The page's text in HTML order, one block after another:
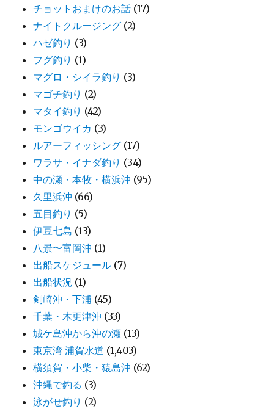
チョットおまけのお話 (17)
ナイトクルージング (2)
ハゼ釣り (3)
フグ釣り (1)
マグロ・シイラ釣り (3)
マゴチ釣り (2)
マタイ釣り (42)
モンゴウイカ (3)
ルアーフィッシング (17)
ワラサ・イナダ釣り (34)
中の瀬・本牧・横浜沖 (95)
久里浜沖 (66)
五目釣り (5)
伊豆七島 (13)
八景〜富岡沖 (1)
出船スケジュール (7)
出船状況 (1)
剣崎沖・下浦 (45)
千葉・木更津沖 (33)
城ケ島沖から沖の瀬 (13)
東京湾 浦賀水道 (1,403)
横須賀・小柴・猿島沖 (62)
沖縄で釣る (3)
泳がせ釣り (2)